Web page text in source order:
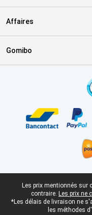
Affaires
Gomibo
Pied-de-page légal
Les prix mentionnés sur
contraire. Les prix ne
*Les délais de livraison ne
les méthodes